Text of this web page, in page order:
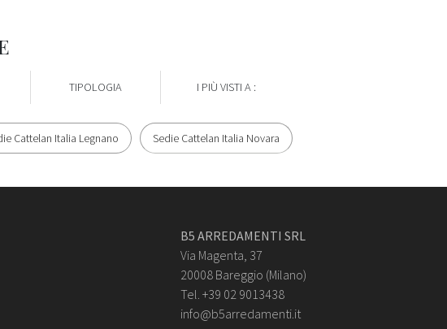
TIPOLOGIA I PIÙ VISTI A :
Cattelan Italia Legnano Sedie Cattelan Italia Novara
B5 ARREDAMENTI SRL
Via Magenta, 37
20008 Bareggio (Milano)
Tel. +39 02 9013438
info@b5arredamenti.it